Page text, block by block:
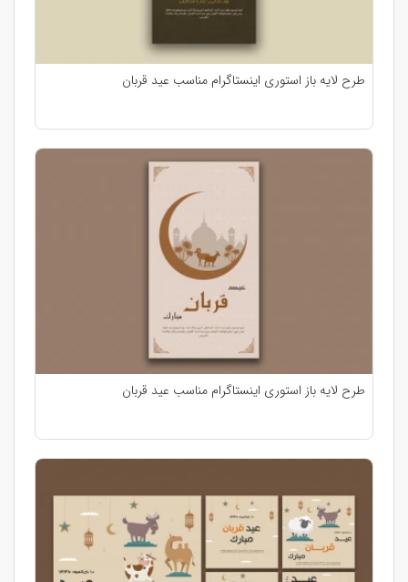
طرح لایه باز استوری اینستاگرام مناسب عید قربان
طرح لایه باز استوری اینستاگرام مناسب عید قربان